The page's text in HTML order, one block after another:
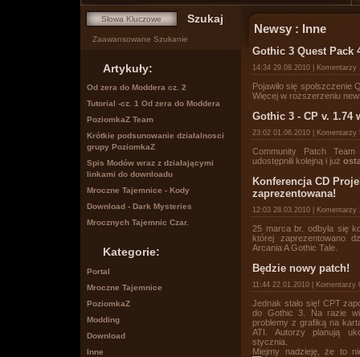
0 1
Zaawansowane Szukanie
Artykuły:
Od zera do Moddera cz. 2
Tutorial -cz. 1 Od zera do Moddera
PoziomkaZ Team
Krótkie podsunowanie działalnosci
grupy PoziomkaZ
Spis Modów wraz z działającymi
linkami do downloadu
Mroczne Tajemnice - Kody
Download - Dark Mysteries
Mrocznych Tajemnic Czar.
Kategorie:
Portal
Mroczne Tajemnice
PoziomkaZ
Modding
Download
Inne
Newsy : Inne
Gothic 3 Quest Pack
14:34 29.08.2010 |
Pojawiło się spolszczenie
Więcej w rozszerzeniu
Gothic 3 - CP v. 1.74
23:02 01.06.2010 |
Community Patch
udostępnili kolejną i już
Konferencja CD
zaprezentowana!
12:03 28.03.2010 |
25 marca br. odbyła się
której zaprezentowano
Arcania A Gothic Tale.
Będzie nowy patch!
11:44 22.01.2010 |
Jednak stało się! CPT
do Gothic 3. Na razie
problemy z grafiką na
ATI. Autorzy planują
stycznia.
Miejmy nadzieję, że to